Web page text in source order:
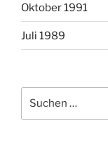
Oktober 1991
Juli 1989
nach: